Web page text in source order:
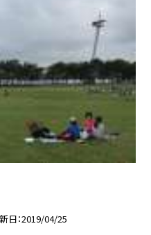
日 2019/04/25